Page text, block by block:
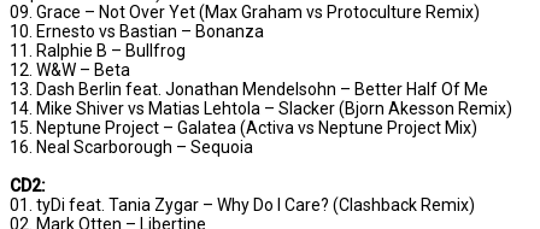
09. Grace – Not Over Yet (Max Graham vs Protoculture Remix)
10. Ernesto vs Bastian – Bonanza
11. Ralphie B – Bullfrog
12. W&W – Beta
13. Dash Berlin feat. Jonathan Mendelsohn – Better Half Of Me
14. Mike Shiver vs Matias Lehtola – Slacker (Bjorn Akesson Remix)
15. Neptune Project – Galatea (Activa vs Neptune Project Mix)
16. Neal Scarborough – Sequoia
CD2:
01. tyDi feat. Tania Zygar – Why Do I Care? (Clashback Remix)
02. Mark Otten – Libertine